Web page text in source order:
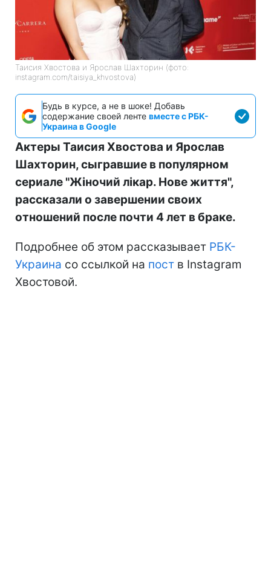
Таисия Хвостова и Ярослав Шахторин (фото:
instagram.com/taisiya_khvostova)
Будь в курсе, а не в шоке! Добавь
содержание своей ленте вместе с РБК-
Украина в Google
Актеры Таисия Хвостова и Ярослав
Шахторин, сыгравшие в популярном
сериале "Жіночий лікар. Нове життя",
рассказали о завершении своих
отношений после почти 4 лет в браке.
Подробнее об этом рассказывает РБК-
Украина со ссылкой на пост в Instagram
Хвостовой.